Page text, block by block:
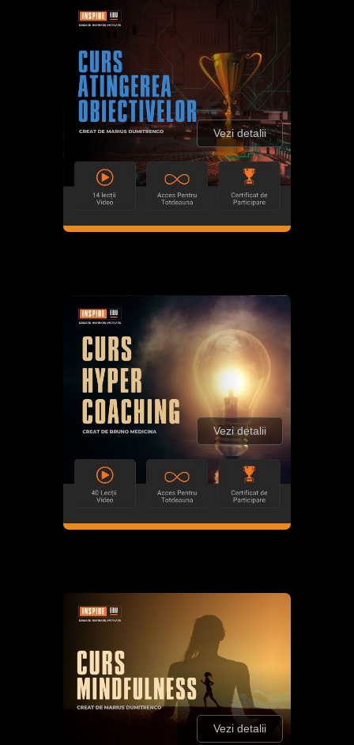
Vezi detalii
Vezi detalii
Vezi detalii